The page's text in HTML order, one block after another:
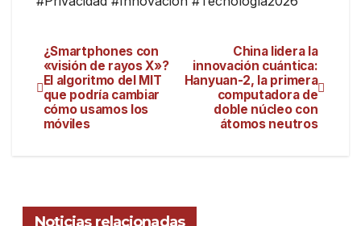
China lidera la
innovación cuántica:
Hanyuan-2, la primera
computadora de
doble núcleo con
átomos neutros
¿Smartphones con
«visión de rayos X»?
El algoritmo del MIT
que podría cambiar
cómo usamos los
móviles
Noticias relacionadas